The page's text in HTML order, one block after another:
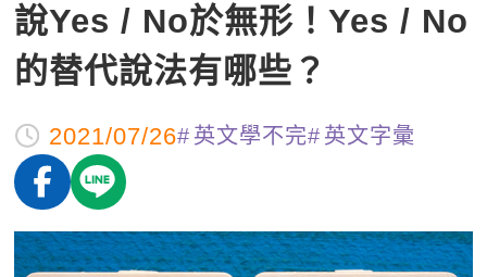
英文課程總表
英文會話
商用英文
英文檢定
TOEIC 多益課程
能力養成
全國分校
英文部落格
影音學英文
師資團隊
學習分享
說Yes / No於無形！Yes / No
的替代說法有哪些？
2021/07/26 英文學不完 英文字彙